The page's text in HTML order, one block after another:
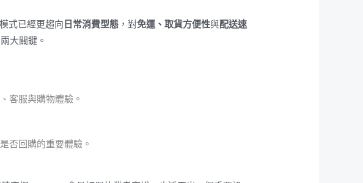
式已經更趨向日常消費型態 ，對免運、取貨方便性與配送速
大關鍵。
客服與購物體驗。
否回購的重要體驗。